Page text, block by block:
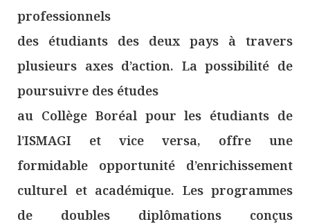
professionnels
des étudiants des deux pays à travers
plusieurs axes d’action. La possibilité de
poursuivre des études
au Collège Boréal pour les étudiants de
l’ISMAGI et vice versa, offre une
formidable opportunité d’enrichissement
culturel et académique. Les programmes
de doubles diplômations conçus